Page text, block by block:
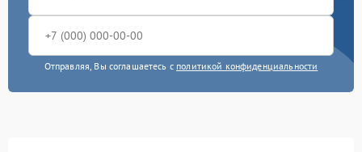
Отправляя, Вы соглашаетесь с политикой конфиденциальности